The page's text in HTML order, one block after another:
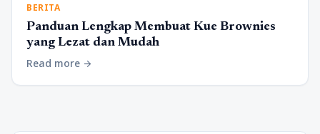
BERITA
Panduan Lengkap Membuat Kue Brownies
yang Lezat dan Mudah
Read more arrow_forward